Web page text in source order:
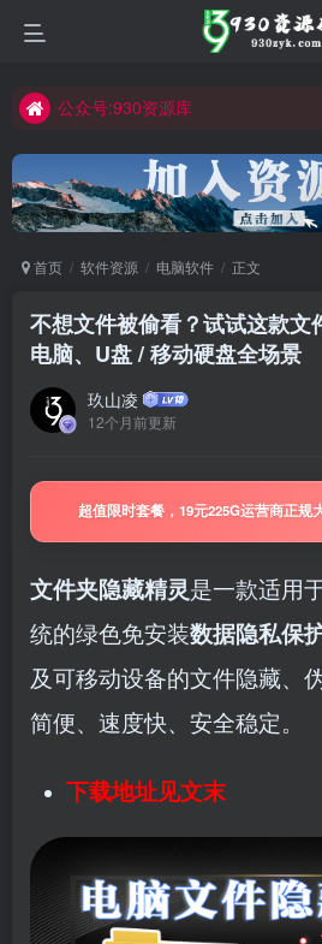
公众号:930资源库
首页 软件资源 电脑软件 正文
不想文件被偷看？试试这款文
电脑、U盘 / 移动硬盘全场景
玖山凌
12个月前更新
超值限时套餐，19元225G运营商正规
文件夹隐藏精灵是一款适用
统的绿色免安装数据隐私保
及可移动设备的文件隐藏、
简便、速度快、安全稳定。
下载地址见文末